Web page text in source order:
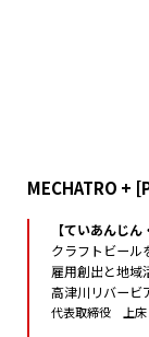
MECHATRO +
【ていあんじん
クラフトビール
雇用創出と地域
高津川リバービ
代表取締役 上床